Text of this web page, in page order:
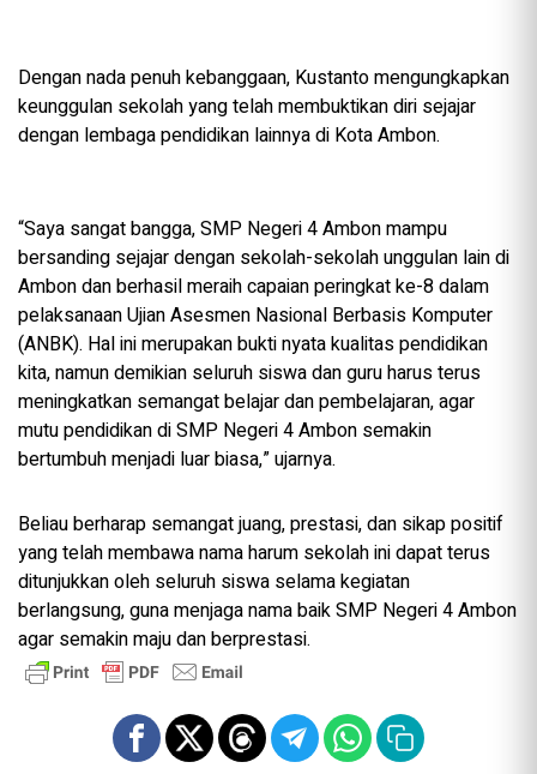
Dengan nada penuh kebanggaan, Kustanto mengungkapkan
keunggulan sekolah yang telah membuktikan diri sejajar
dengan lembaga pendidikan lainnya di Kota Ambon.
“Saya sangat bangga, SMP Negeri 4 Ambon mampu
bersanding sejajar dengan sekolah-sekolah unggulan lain di
Ambon dan berhasil meraih capaian peringkat ke-8 dalam
pelaksanaan Ujian Asesmen Nasional Berbasis Komputer
(ANBK). Hal ini merupakan bukti nyata kualitas pendidikan
kita, namun demikian seluruh siswa dan guru harus terus
meningkatkan semangat belajar dan pembelajaran, agar
mutu pendidikan di SMP Negeri 4 Ambon semakin
bertumbuh menjadi luar biasa,” ujarnya.
Beliau berharap semangat juang, prestasi, dan sikap positif
yang telah membawa nama harum sekolah ini dapat terus
ditunjukkan oleh seluruh siswa selama kegiatan
berlangsung, guna menjaga nama baik SMP Negeri 4 Ambon
agar semakin maju dan berprestasi.